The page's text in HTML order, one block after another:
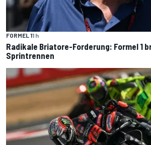
FORMEL 11 h
Radikale Briatore-Forderung: Formel 1
Sprintrennen